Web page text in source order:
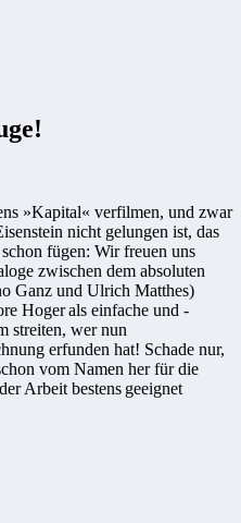
»Kapital« verfilmen, und zwar
nicht gelungen ist, das
fügen: Wir freuen uns
zwischen dem absoluten
Ganz und Ulrich Matthes)
Hoger als einfache und
streiten, wer nun
erfunden hat! Schade nur,
vom Namen her für die
Arbeit bestens geeignet